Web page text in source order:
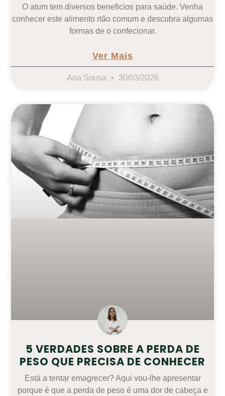
O atum tem diversos beneficios para saúde. Venha
conhecer este alimento rtão comum e descubra algumas
formas de o confecionar.
Ver Mais
Ana Sousa 30/03/2026
5 VERDADES SOBRE A PERDA DE
PESO QUE PRECISA DE CONHECER
Está a tentar emagrecer? Aqui vou-lhe apresentar
porque é que a perda de peso é uma dor de cabeça e